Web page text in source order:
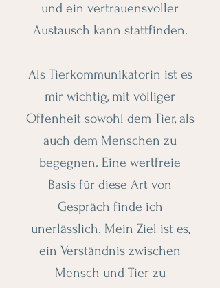
und ein vertrauensvoller
Austausch kann stattfinden.
Als Tierkommunikatorin ist es
mir wichtig, mit völliger
Offenheit sowohl dem Tier, als
auch dem Menschen zu
begegnen. Eine wertfreie
Basis für diese Art von
Gespräch finde ich
unerlässlich. Mein Ziel ist es,
ein Verständnis zwischen
Mensch und Tier zu